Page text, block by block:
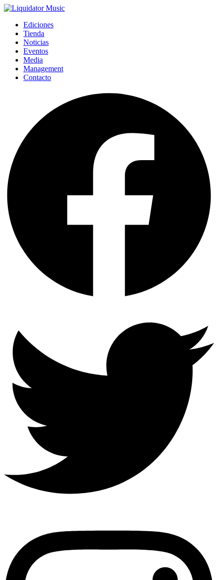
Ediciones
Tienda
Noticias
Eventos
Media
Management
Contacto